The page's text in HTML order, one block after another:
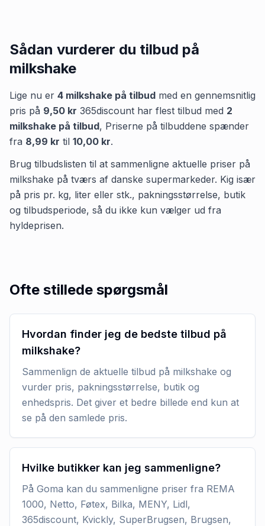
Sådan vurderer du tilbud på
milkshake
Lige nu er 4 milkshake på tilbud med en gennemsnitlig
pris på 9,50 kr 365discount har flest tilbud med 2
milkshake på tilbud, Priserne på tilbuddene spænder
fra 8,99 kr til 10,00 kr.
Brug tilbudslisten til at sammenligne aktuelle priser på
milkshake på tværs af danske supermarkeder. Kig især
på pris pr. kg, liter eller stk., pakningsstørrelse, butik
og tilbudsperiode, så du ikke kun vælger ud fra
hyldeprisen.
Ofte stillede spørgsmål
Hvordan finder jeg de bedste tilbud på
milkshake?
Sammenlign de aktuelle tilbud på milkshake og
vurder pris, pakningsstørrelse, butik og
enhedspris. Det giver et bedre billede end kun at
se på den samlede pris.
Hvilke butikker kan jeg sammenligne?
På Goma kan du sammenligne priser fra REMA
1000, Netto, Føtex, Bilka, MENY, Lidl,
365discount, Kvickly, SuperBrugsen, Brugsen,